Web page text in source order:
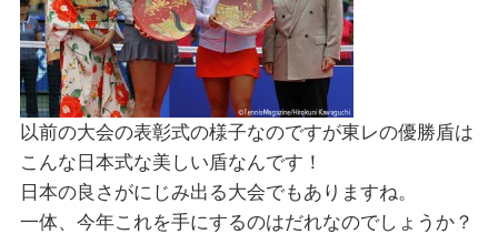
以前の大会の表彰式の様子なのですが東レの優勝盾は
こんな日本式な美しい盾なんです！
日本の良さがにじみ出る大会でもありますね。
一体、今年これを手にするのはだれなのでしょうか？